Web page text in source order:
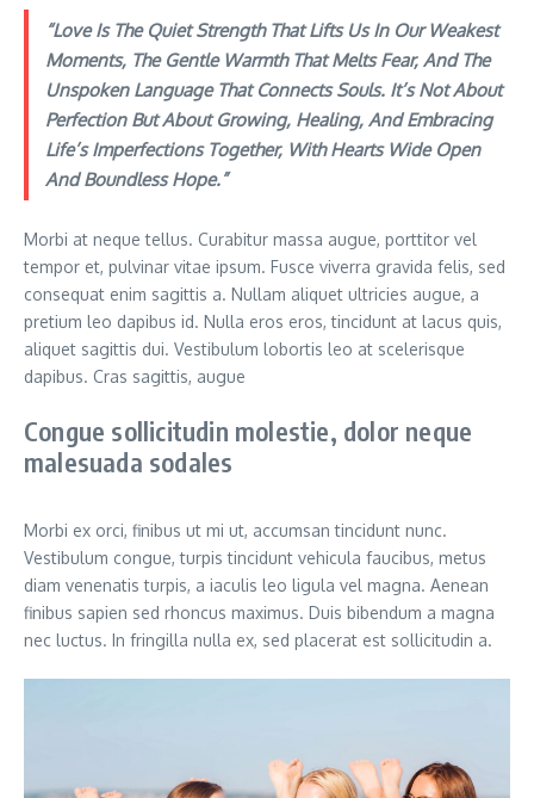
“Love Is The Quiet Strength That Lifts Us In Our Weakest
Moments, The Gentle Warmth That Melts Fear, And The
Unspoken Language That Connects Souls. It’s Not About
Perfection But About Growing, Healing, And Embracing
Life’s Imperfections Together, With Hearts Wide Open
And Boundless Hope.”
Morbi at neque tellus. Curabitur massa augue, porttitor vel
tempor et, pulvinar vitae ipsum. Fusce viverra gravida felis, sed
consequat enim sagittis a. Nullam aliquet ultricies augue, a
pretium leo dapibus id. Nulla eros eros, tincidunt at lacus quis,
aliquet sagittis dui. Vestibulum lobortis leo at scelerisque
dapibus. Cras sagittis, augue
Congue sollicitudin molestie, dolor neque
malesuada sodales
Morbi ex orci, finibus ut mi ut, accumsan tincidunt nunc.
Vestibulum congue, turpis tincidunt vehicula faucibus, metus
diam venenatis turpis, a iaculis leo ligula vel magna. Aenean
finibus sapien sed rhoncus maximus. Duis bibendum a magna
nec luctus. In fringilla nulla ex, sed placerat est sollicitudin a.